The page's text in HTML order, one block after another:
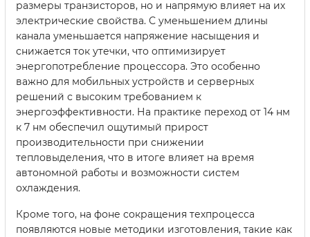
размеры транзисторов, но и напрямую влияет на их
электрические свойства. С уменьшением длины
канала уменьшается напряжение насыщения и
снижается ток утечки, что оптимизирует
энергопотребление процессора. Это особенно
важно для мобильных устройств и серверных
решений с высоким требованием к
энергоэффективности. На практике переход от 14 нм
к 7 нм обеспечил ощутимый прирост
производительности при снижении
тепловыделения, что в итоге влияет на время
автономной работы и возможности систем
охлаждения.
Кроме того, на фоне сокращения техпроцесса
появляются новые методики изготовления, такие как